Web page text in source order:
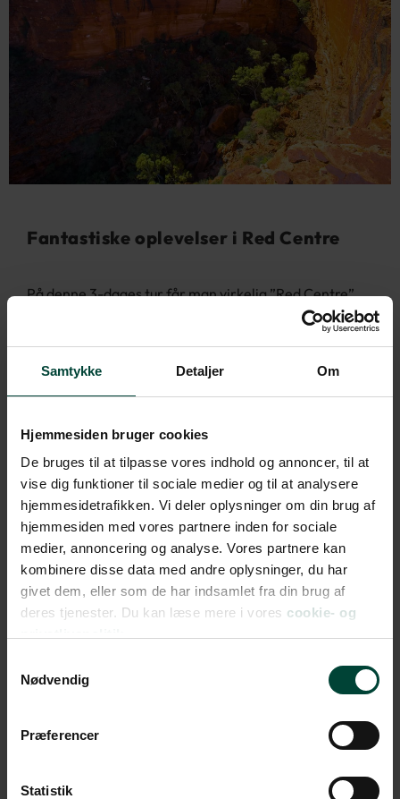
Samtykke Detaljer Om
Hjemmesiden bruger cookies
De bruges til at tilpasse vores indhold og annoncer, til at
vise dig funktioner til sociale medier og til at analysere
hjemmesidetrafikken. Vi deler oplysninger om din brug af
hjemmesiden med vores partnere inden for sociale
medier, annoncering og analyse. Vores partnere kan
kombinere disse data med andre oplysninger, du har
givet dem, eller som de har indsamlet fra din brug af
deres tjenester. Du kan læse mere i vores cookie- og
Nødvendig
Præferencer
Statistik
Fantastiske oplevelser i Red Centre
På denne 3-dages tur får man virkelig ”Red Centre”
under huden – med Uluru, Kings Canyon og til sidst
Alice Springs. Overnatningerne foregik i to forskellige
og alle hjælper til. At stå ude i outbacken efter en lang
stjernehimmel – det kan noget!
Udflugten sluttede i Alice Springs, hvor jeg havde en
tiltrængt overnatning på hotel. Efter flere dage i telt
føltes hotellets komfort som en sand luksus.
Jeg kan vist stadig finde rødt sand i folderne på min
kuffert, men det vil altid minde mig om denne
ultimativt australske oplevelse og give mig et smil på